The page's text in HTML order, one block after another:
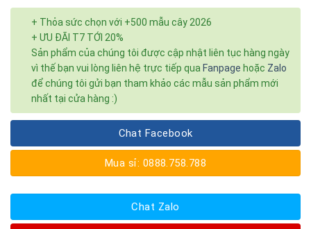
+ Thỏa sức chọn với +500 mẫu cây 2026
+ ƯU ĐÃI T7 TỚI 20%
Sản phẩm của chúng tôi được cập nhật liên tục hàng ngày
vì thế bạn vui lòng liên hệ trực tiếp qua Fanpage hoặc Zalo
để chúng tôi gửi bạn tham khảo các mẫu sản phẩm mới
nhất tại cửa hàng :)
Chat Facebook
Mua sỉ: 0888.758.788
Chat Zalo